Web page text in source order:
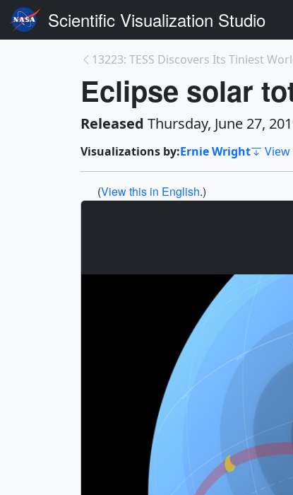
Scientific Visualization Studio
13223: TESS Discovers Its Tiniest
Eclipse solar
Released Thursday, June 27,
Visualizations by:Ernie Wright
(View this in English.)